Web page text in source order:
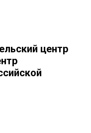
центр